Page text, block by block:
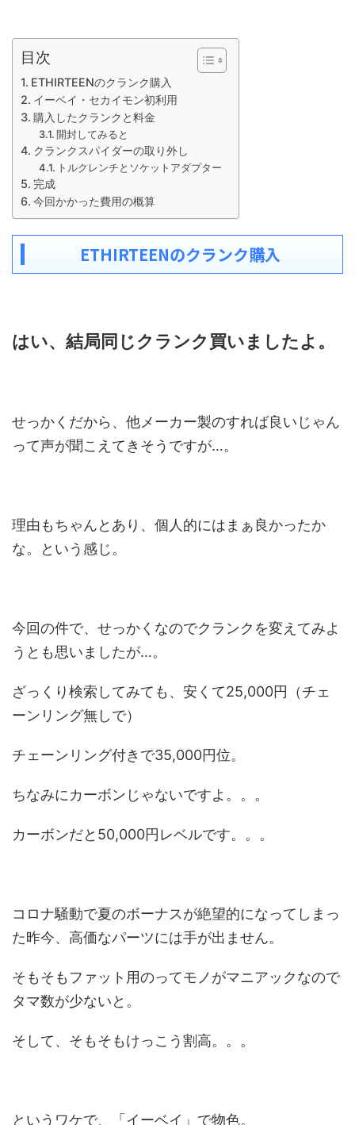
目次
ETHIRTEENのクランク購入
イーベイ・セカイモン初利用
購入したクランクと料金
開封してみると
クランクスパイダーの取り外し
トルクレンチとソケットアダプター
完成
今回かかった費用の概算
ETHIRTEENのクランク購入
はい、結局同じクランク買いましたよ。
せっかくだから、他メーカー製のすれば良いじゃん
って声が聞こえてきそうですが…。
理由もちゃんとあり、個人的にはまぁ良かったか
な。という感じ。
今回の件で、せっかくなのでクランクを変えてみよ
うとも思いましたが…。
ざっくり検索してみても、安くて25,000円（チェ
ーンリング無しで）
チェーンリング付きで35,000円位。
ちなみにカーボンじゃないですよ。。。
カーボンだと50,000円レベルです。。。
コロナ騒動で夏のボーナスが絶望的になってしまっ
た昨今、高価なパーツには手が出ません。
そもそもファット用のってモノがマニアックなので
タマ数が少ないと。
そして、そもそもけっこう割高。。。
というワケで、「イーベイ」で物色。